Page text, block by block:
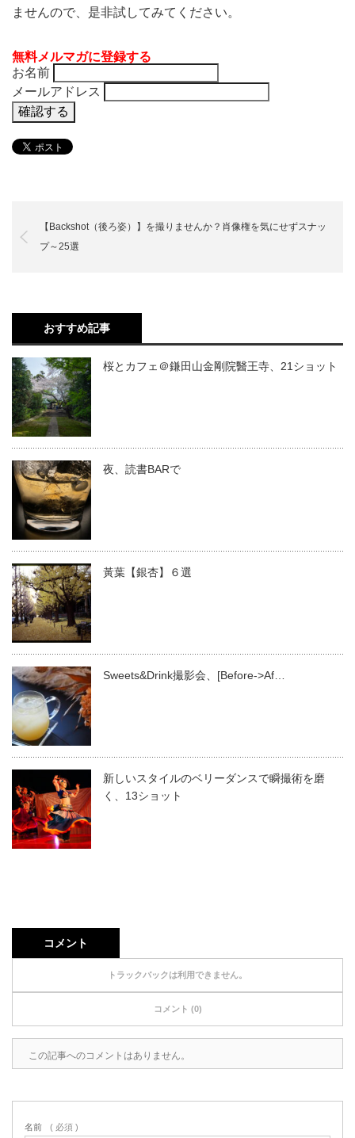
ませんので、是非試してみてください。
無料メルマガに登録する
お名前
メールアドレス
【Backshot（後ろ姿）】を撮りませんか？肖像権を気にせずスナッ
プ～25選
おすすめ記事
桜とカフェ＠鎌田山金剛院醫王寺、21ショット
夜、読書BARで
黃葉【銀杏】６選
Sweets&Drink撮影会、[Before->Af…
新しいスタイルのベリーダンスで瞬撮術を磨
く、13ショット
コメント
トラックバックは利用できません。
コメント (0)
この記事へのコメントはありません。
名前 ( 必須 )